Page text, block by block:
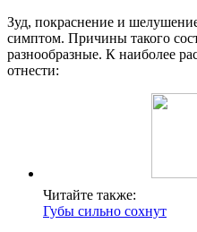
Зуд, покраснение и
симптом. Причины такого
разнообразные. К наиболее
отнести:
Читайте также:
Губы сильно сохнут